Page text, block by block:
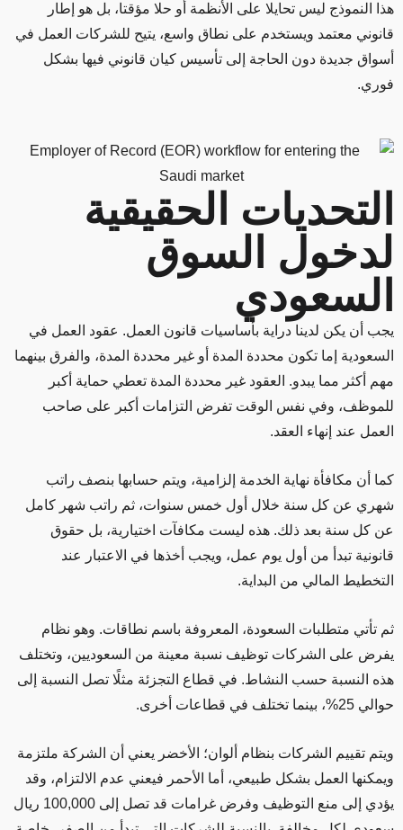
هذا النموذج ليس تحايلا على الأنظمة أو حلا مؤقتا، بل هو إطار
قانوني معتمد ويستخدم على نطاق واسع، يتيح للشركات العمل في
أسواق جديدة دون الحاجة إلى تأسيس كيان قانوني فيها بشكل
فوري.
التحديات الحقيقية
لدخول السوق
السعودي
يجب أن يكن لدينا دراية بأساسيات قانون العمل. عقود العمل في
السعودية إما تكون محددة المدة أو غير محددة المدة، والفرق بينهما
مهم أكثر مما يبدو. العقود غير محددة المدة تعطي حماية أكبر
للموظف، وفي نفس الوقت تفرض التزامات أكبر على صاحب
العمل عند إنهاء العقد.
كما أن مكافأة نهاية الخدمة إلزامية، ويتم حسابها بنصف راتب
شهري عن كل سنة خلال أول خمس سنوات، ثم راتب شهر كامل
عن كل سنة بعد ذلك. هذه ليست مكافآت اختيارية، بل حقوق
قانونية تبدأ من أول يوم عمل، ويجب أخذها في الاعتبار عند
التخطيط المالي من البداية.
ثم تأتي متطلبات السعودة، المعروفة باسم نطاقات. وهو نظام
يفرض على الشركات توظيف نسبة معينة من السعوديين، وتختلف
هذه النسبة حسب النشاط. في قطاع التجزئة مثلًا تصل النسبة إلى
حوالي 25%، بينما تختلف في قطاعات أخرى.
ويتم تقييم الشركات بنظام ألوان؛ الأخضر يعني أن الشركة ملتزمة
ويمكنها العمل بشكل طبيعي، أما الأحمر فيعني عدم الالتزام، وقد
يؤدي إلى منع التوظيف وفرض غرامات قد تصل إلى 100,000 ريال